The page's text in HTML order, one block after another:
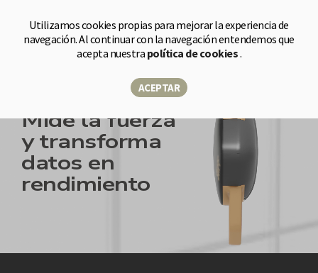
Utilizamos cookies propias para mejorar la experiencia de
navegación. Al continuar con la navegación entendemos que
acepta nuestra política de cookies.
ACEPTAR
Tienda
Mide la fuerza
y transforma
datos en
rendimiento